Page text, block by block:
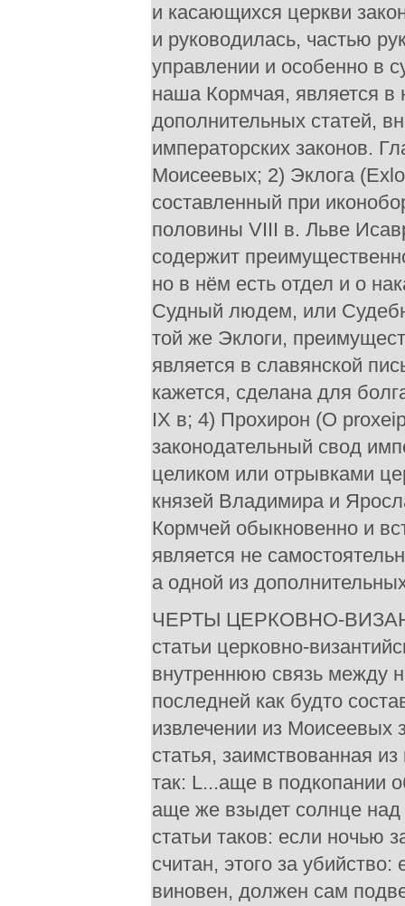
и касающихся церкви
и руководилась, частью
управлении и особенно в
наша Кормчая, является
дополнительных статей,
императорских законов.
Моисеевых; 2) Эклога
составленный при
половины VIII в. Льве
содержит
но в нём есть отдел и о
Судный людем, или
той же Эклоги,
является в славянской
кажется, сделана для
IX в; 4) Прохирон (O
законодательный свод
целиком или отрывками
князей Владимира и
Кормчей обыкновенно и
является не
а одной из
ЧЕРТЫ ЦЕРКОВНО-
статьи церковно-
внутреннюю связь между
последней как будто
извлечении из Моисеевых
статья, заимствованная
так: L...аще в подкопании
аще же взыдет солнце над
статьи таков: если ночью
считан, этого за
виновен, должен сам